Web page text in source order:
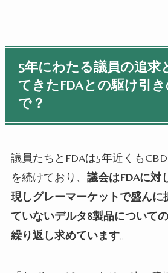
5年にわたる議員の追求
てきたFDAとの駆け引
で？
議員たちと FDAは5年近くもCBD
を続けており、 議会はFDAに対
現しグレーマーケットで盛んに
ていないデルタ8製品について
繰り返し求めています。